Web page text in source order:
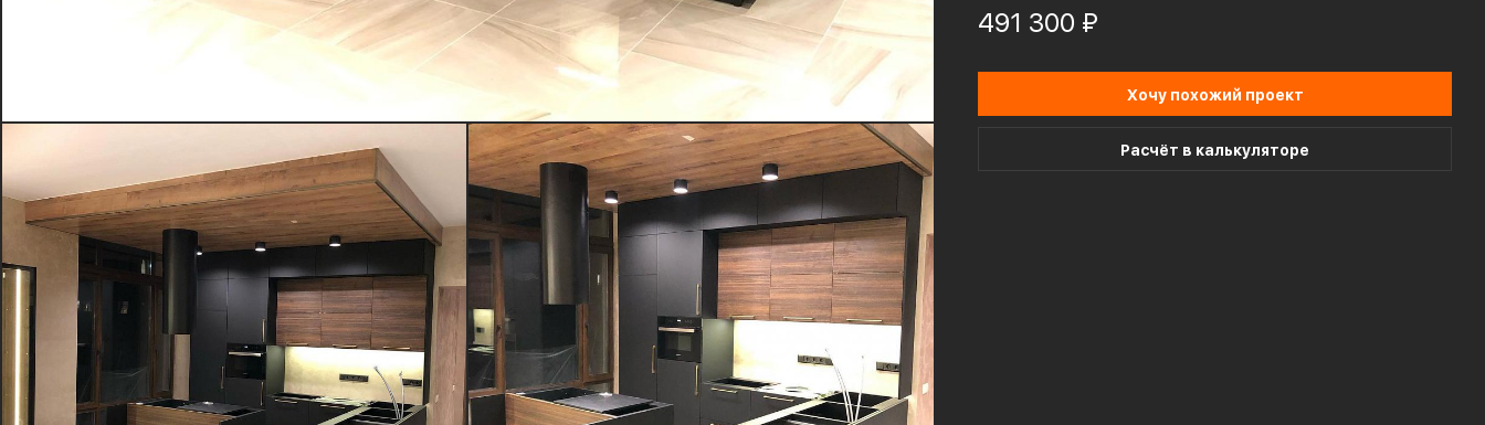
491 300 ₽
Хочу похожий проект
Расчёт в калькуляторе